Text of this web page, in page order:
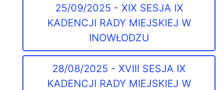
25/09/2025 - XIX SESJA IX
KADENCJI RADY MIEJSKIEJ W
INOWŁODZU
28/08/2025 - XVIII SESJA IX
KADENCJI RADY MIEJSKIEJ W